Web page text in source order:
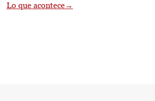
Lo que acontece→